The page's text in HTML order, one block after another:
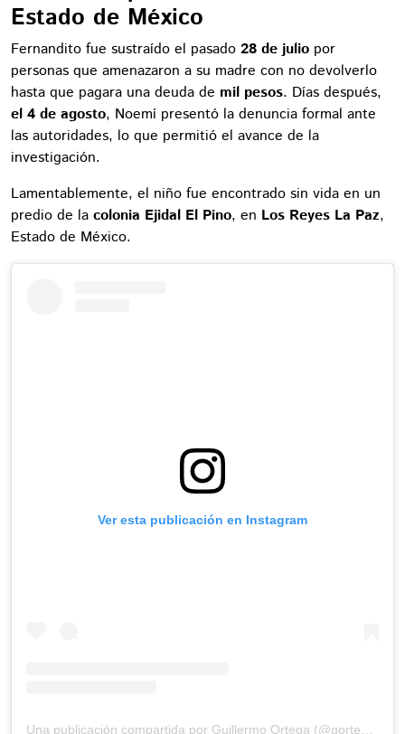
Estado de México
Fernandito fue sustraído el pasado 28 de julio por
personas que amenazaron a su madre con no devolverlo
hasta que pagara una deuda de mil pesos. Días después,
el 4 de agosto, Noemí presentó la denuncia formal ante
las autoridades, lo que permitió el avance de la
investigación.
Lamentablemente, el niño fue encontrado sin vida en un
predio de la colonia Ejidal El Pino, en Los Reyes La Paz,
Estado de México.
Ver esta publicación en Instagram